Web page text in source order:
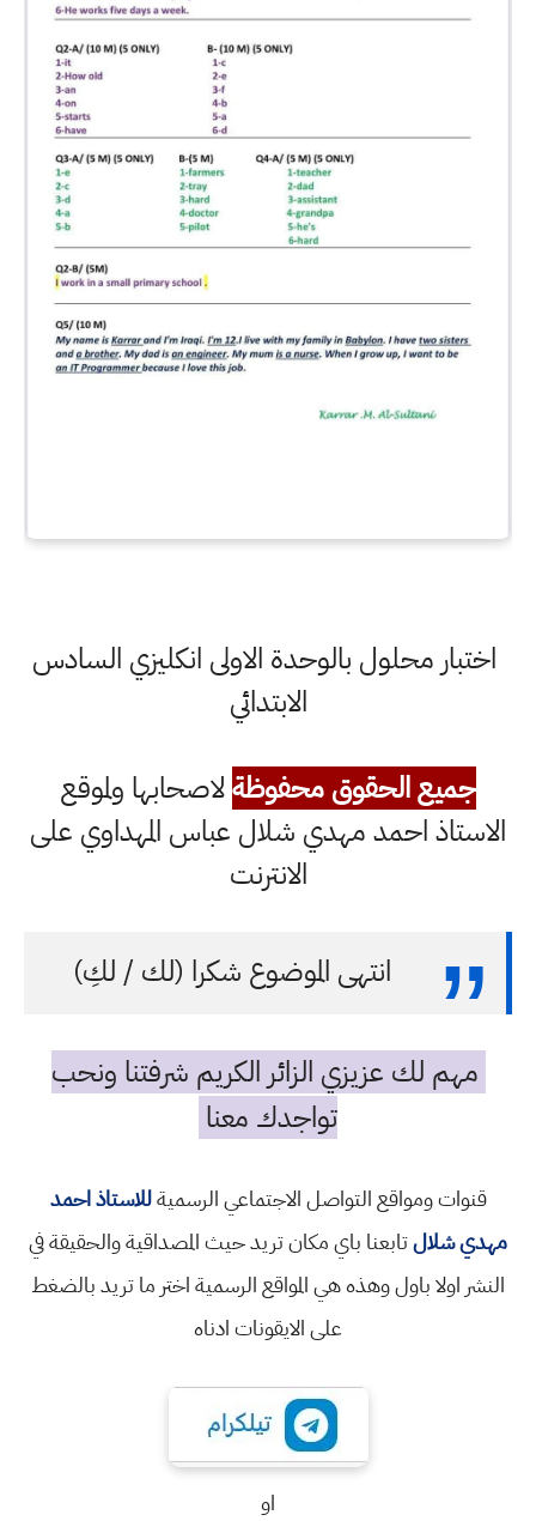
اختبار محلول بالوحدة الاولى انكليزي السادس
الابتدائي
جميع الحقوق محفوظةلاصحابها ولموقع
الاستاذ احمد مهدي شلال عباس المهداوي على
الانترنت
انتهى الموضوع شكرا (لك / لكِ)
مهم لك عزيزي الزائر الكريم شرفتنا ونحب
تواجدك معنا
قنوات ومواقع التواصل الاجتماعي الرسميةللاستاذ احمد
مهدي شلالتابعنا باي مكان تريد حيث المصداقية والحقيقة في
النشر اولا باول وهذه هي المواقع الرسمية اختر ما تريد بالضغط
على الايقونات ادناه
او